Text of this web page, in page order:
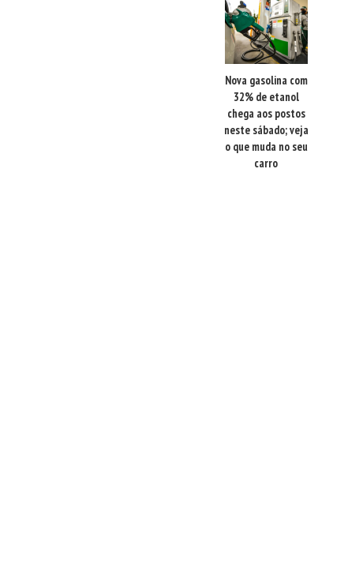
Nova gasolina com
32% de etanol
chega aos postos
neste sábado; veja
o que muda no seu
carro